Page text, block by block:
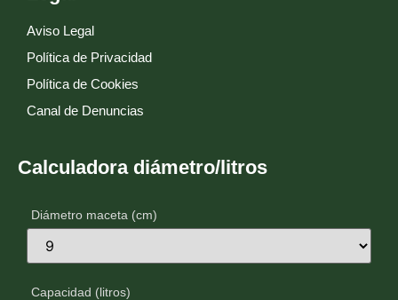
Aviso Legal
Política de Privacidad
Política de Cookies
Canal de Denuncias
Calculadora diámetro/litros
Diámetro maceta (cm)
Capacidad (litros)